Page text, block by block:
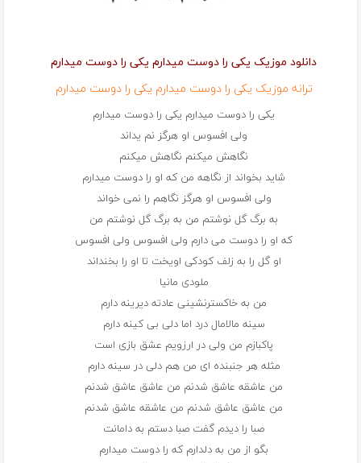
دانلود موزیک یکی را دوست میدارم یکی را دوست میدارم
ترانه موزیک یکی را دوست میدارم یکی را دوست میدارم
یکی را دوست میدارم یکی را دوست میدارم
ولی افسوس او هرگز نم یداند
نگاهش میکنم نگاهش میکنم
شاید بخواند از نگاهه من که او را دوست میدارم
ولی افسوس او هرگز نگاهم را نمی خواند
به برگ گل نوشتم من به برگ گل نوشتم من
که او را دوست می دارم ولی افسوس ولی افسوس
او گل را به زلف کودکی اویخت تا او را بخنداند
ملودی مانیا
من به خاکسترنشینی عادته دیرینه دارم
سینه مالامال درد اما دلی بی کینه دارم
پاکبازم من ولی در ارزویم عشق بازی است
مثله هر جنبنده ای من هم دلی در سینه دارم
من عاشقه عاشق شدنم من عاشق عاشق شدنم
من عاشق عاشق شدنم من عاشقه عاشق شدنم
صبا را دیدم گفت صبا دستم به دامانت
بگو از من به دلدارم که را دوست میدارم